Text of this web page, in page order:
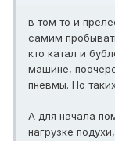
в том то и
самим
кто катал и
машине,
пневмы. Но
А для начала
нагрузке